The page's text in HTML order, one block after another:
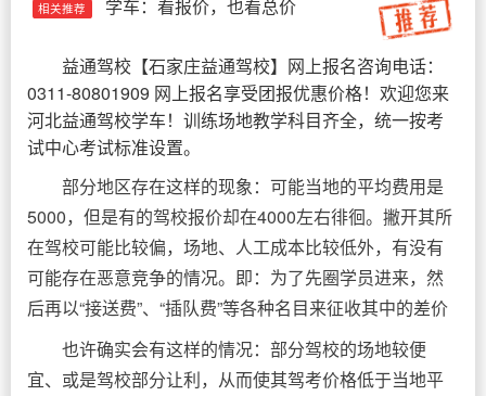
相关推荐 学车：看报价，也看总价
益通驾校 【石家庄益通驾校】网上报名咨询电话：
0311-80801909 网上报名享受团报优惠价格！欢迎您来
河北益通驾校学车！训练场地教学科目齐全，统一按考
试中心考试标准设置。
部分地区存在这样的现象：可能当地的平均费用是
5000，但是有的驾校报价却在4000左右徘徊。撇开其所
在驾校可能比较偏，场地、人工成本比较低外，有没有
可能存在恶意竞争的情况。即：为了先圈学员进来，然
后再以“接送费”、“插队费”等各种名目来征收其中的差价
也许确实会有这样的情况：部分驾校的场地较便
宜、或是驾校部分让利，从而使其驾考价格低于当地平